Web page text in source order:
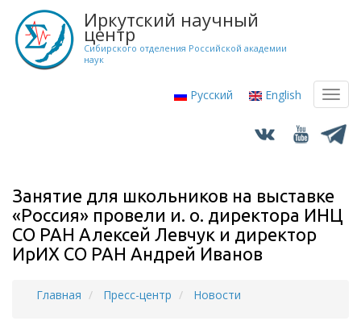
Перейти
основному
содержанию
Иркутский научный
центр
Сибирского отделения Российской академии
наук
Русский English
Занятие для школьников на выставке
«Россия» провели и. о. директора ИНЦ
СО РАН Алексей Левчук и директор
ИрИХ СО РАН Андрей Иванов
Главная Пресс-центр Новости